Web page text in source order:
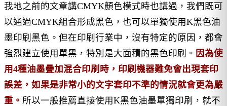
我地之前的文章講CMYK顏色模式時也講過，我們既可
以通過CMYK組合形成黑色，也可以單獨使用K黑色油
墨印刷黑色。但在印刷行業中，沒有特定的原因，都會
強烈建立使用單黑，特別是大面積的黑色印刷。 因為使
用4種油墨疊加混合印刷時，印刷機器難免會出現套印
誤差，如果是非常小的文字套印不準的情況就會更為嚴
重。 所以一般推薦直接使用K黑色油墨單獨印刷，就不